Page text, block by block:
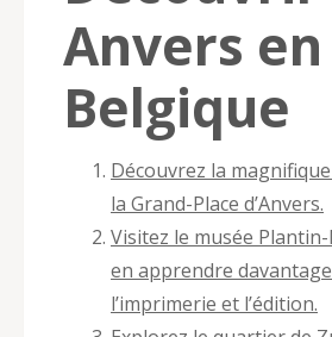
Anvers en
Belgique
Découvrez la
la Grand-Place d’Anvers.
Visitez le musée
en apprendre
l’imprimerie et l’édition.